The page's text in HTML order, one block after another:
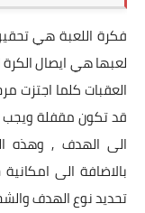
فكرة اللعبة هي
لعبها هي ايصال
العقبات كلما اجتزت
قد تكون مقفلة ويجب
الى الهدف , وهذه
بالاضافة الى
تحديد نوع الهدف